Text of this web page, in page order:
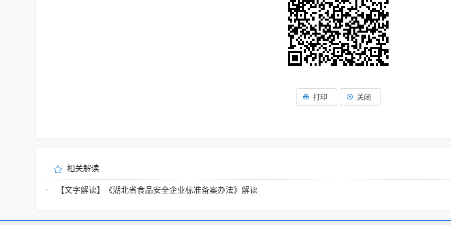
打印 关闭
相关解读
【文字解读】《湖北省食品安全企业标准备案办法》解读